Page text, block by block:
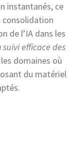
instantanés, ce
consolidation
de l’IA dans les
suivi efficace des
domaines où
du matériel